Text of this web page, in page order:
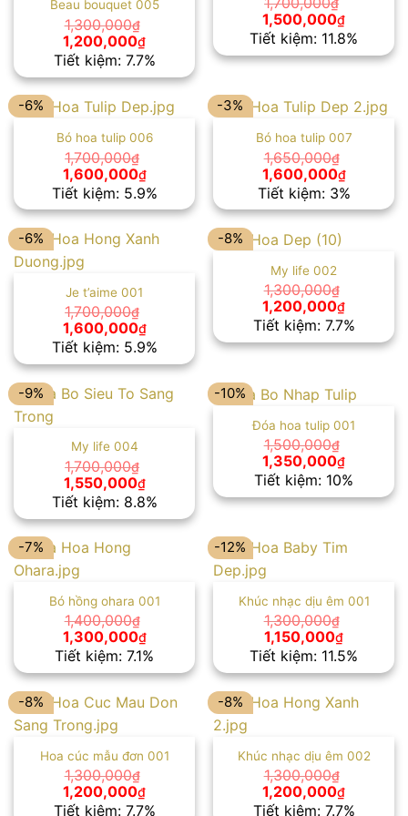
Beau bouquet 005
1,300,000₫
Giá
gốc
là:
1,300,000₫.
1,200,000₫Giá
hiện
tại
là:
1,200,000₫.
Tiết kiệm: 7.7%
₫
Giá
gốc
là:
1,700,000₫.
1,500,000₫Giá
hiện
tại
là:
Tiết kiệm: 11.8%
-6%
Bó hoa tulip 006
1,700,000₫
Giá
gốc
là:
1,700,000₫.
1,600,000₫Giá
hiện
tại
là:
1,600,000₫.
Tiết kiệm: 5.9%
-3%
Bó hoa tulip 007
1,650,000₫
Giá
gốc
là:
1,650,000₫.
1,600,000₫Giá
hiện
tại
là:
Tiết kiệm: 3%
-6%
Je t’aime 001
1,700,000₫
Giá
gốc
là:
1,700,000₫.
1,600,000₫Giá
hiện
tại
là:
1,600,000₫.
Tiết kiệm: 5.9%
-8%
My life 002
1,300,000₫
Giá
gốc
là:
1,300,000₫.
1,200,000₫Giá
hiện
tại
là:
Tiết kiệm: 7.7%
-9%
My life 004
1,700,000₫
Giá
gốc
là:
1,700,000₫.
1,550,000₫Giá
hiện
tại
là:
1,550,000₫.
Tiết kiệm: 8.8%
-10%
Đóa hoa tulip 001
1,500,000₫
Giá
gốc
là:
1,500,000₫.
1,350,000₫Giá
hiện
tại
là:
Tiết kiệm: 10%
-7%
Bó hồng ohara 001
1,400,000₫
Giá
gốc
là:
1,400,000₫.
1,300,000₫Giá
hiện
tại
là:
1,300,000₫.
Tiết kiệm: 7.1%
-12%
Khúc nhạc dịu êm 001
1,300,000₫
Giá
gốc
là:
1,300,000₫.
1,150,000₫Giá
hiện
tại
là:
Tiết kiệm: 11.5%
-8%
Hoa cúc mẫu đơn 001
1,300,000₫
Giá
gốc
1,200,000₫Giá
hiện
Tiết kiệm: 7.7%
-8%
Khúc nhạc dịu êm 002
1,300,000₫
Giá
gốc
1,200,000₫Giá
hiện
Tiết kiệm: 7.7%